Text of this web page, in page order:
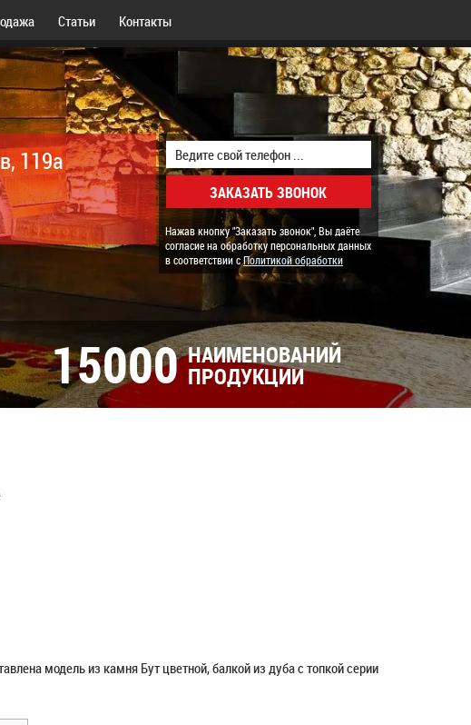
Статьи Контакты
119а
Нажав кнопку "Заказать звонок", Вы даёте
согласие на обработку персональных данных
в соответствии сПолитикой обработки
15000 НАИМЕНОВАНИЙ
ПРОДУКЦИИ
модель из камня Бут цветной, балкой из дуба с топкой серии